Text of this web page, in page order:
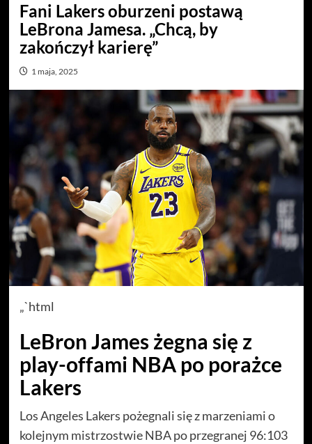
Fani Lakers oburzeni postawą
LeBrona Jamesa. „Chcą, by
zakończył karierę”
1 maja, 2025
„`html
LeBron James żegna się z
play-offami NBA po porażce
Lakers
Los Angeles Lakers pożegnali się z marzeniami o
kolejnym mistrzostwie NBA po przegranej 96:103